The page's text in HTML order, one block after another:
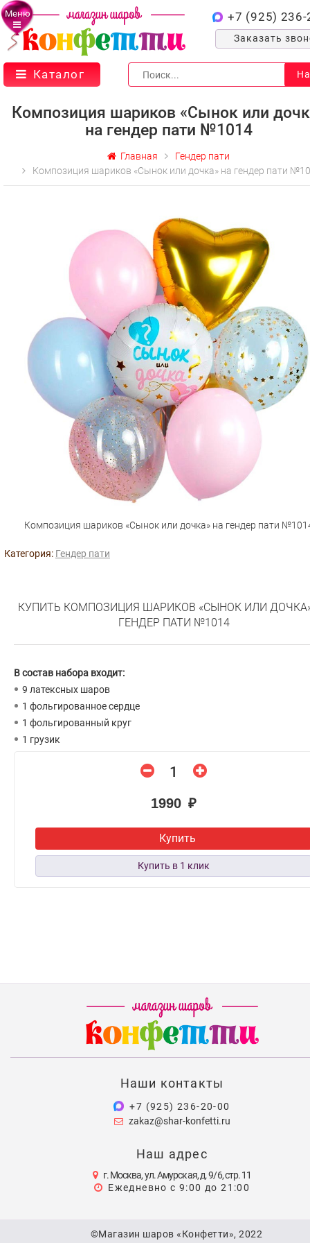
Меню +7 (925) 236-
Заказать
Каталог
Композиция шариков «Сынок или
на гендер пати №1014
Главная
Гендер пати
Композиция шариков «Сынок или дочка» на гендер пати
Композиция шариков «Сынок или дочка» на гендер пати
Категория: Гендер пати
КУПИТЬ КОМПОЗИЦИЯ ШАРИКОВ «СЫНОК ИЛИ
ГЕНДЕР ПАТИ №1014
В состав набора входит:
9 латексных шаров
1 фольгированное сердце
1 фольгированный круг
1 грузик
1990 ₽
Купить
Наши контакты
+7 (925) 236-20-00
zakaz@shar-konfetti.ru
Наш адрес
г. Москва, ул. Амурская, д. 9/6, стр. 11
Ежедневно с 9:00 до 21:00
©Магазин шаров «Конфетти», 2022